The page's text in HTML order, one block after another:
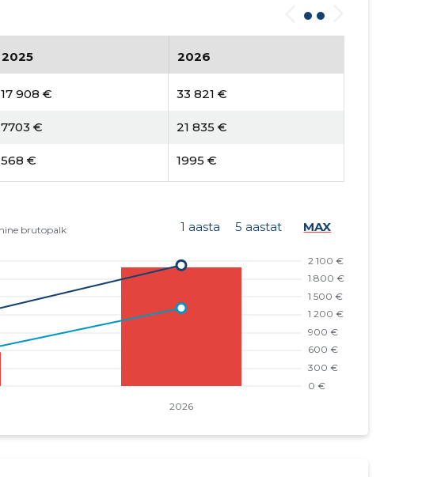
2025 2026
17 908 € 33 821 €
7703 € 21 835 €
568 € 1995 €
1 aasta 5 aastat MAX